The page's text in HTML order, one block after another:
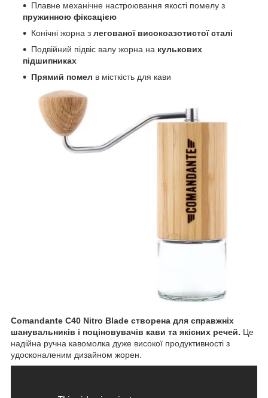
Плавне механічне настроювання якості помелу з
пружинною фіксацією
Конічні жорна з легованої високоазотистої сталі
Подвійний підвіс валу жорна на кулькових
підшипниках
Прямий помел в місткість для кави
Comandante C40 Nitro Blade створена для справжніх
шанувальників і поціновувачів кави та якісних речей. Це
надійна ручна кавомолка дуже високої продуктивності з
удосконаленим дизайном жорен.